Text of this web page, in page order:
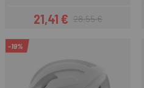
Prix
21,41 €Prix habituel
28,55 €
-19%